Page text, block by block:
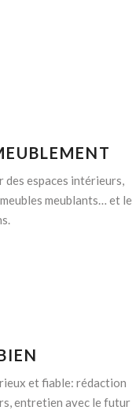
des espaces intérieurs,
meublants… et le
et fiable: rédaction
entretien avec le futur